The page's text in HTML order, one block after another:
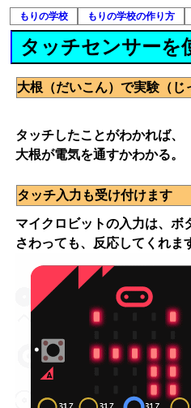
もりの学校 もりの学校の作り方
タッチセンサーを
大根（だいこん）で実験（じ
タッチしたことがわかれば、
大根が電気を通すかわかる。
タッチ入力も受け付けます
マイクロビットの入力は、ボ
さわっても、反応してくれま